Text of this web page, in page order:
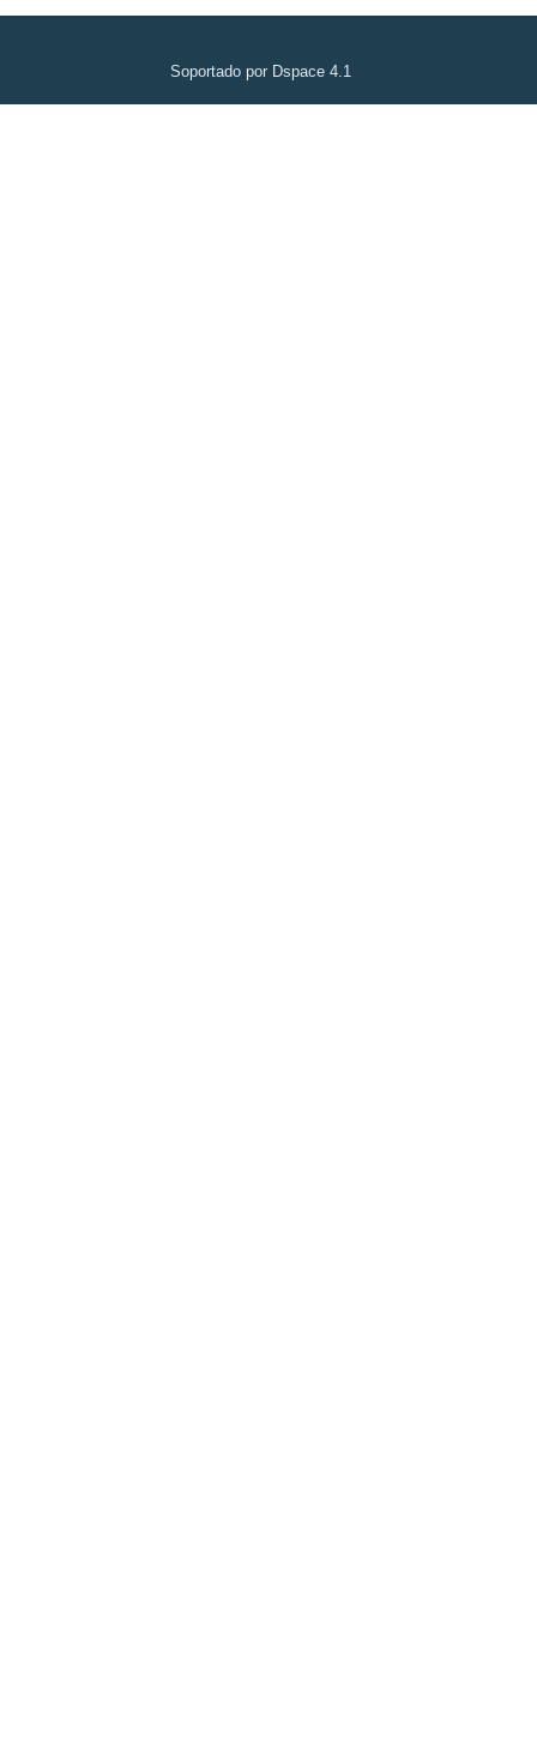
Soportado por Dspace 4.1